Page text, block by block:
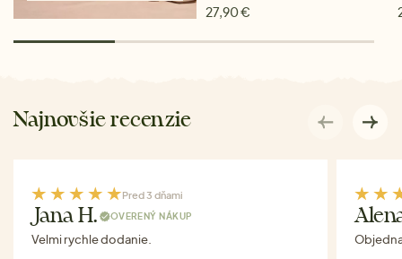
27,90 €
Najnovšie recenzie
Pred 3 dňami
Jana H. OVERENÝ NÁKUP
Velmi rychle dodanie.